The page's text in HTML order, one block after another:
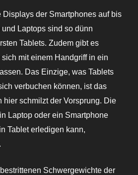
Displays der Smartphones auf bis
Laptops sind so dünn
Tablets. Zudem gibt es
mit einem Handgriff in ein
Das Einzige, was Tablets
verbuchen können, ist das
hier schmilzt der Vorsprung. Die
Laptop oder ein Smartphone
Tablet erledigen kann,
Schwergewichte der